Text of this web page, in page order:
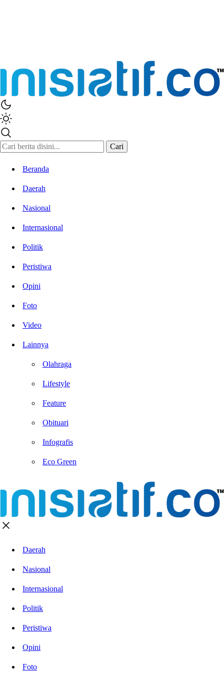
Cari
Beranda
Daerah
Nasional
Internasional
Politik
Peristiwa
Opini
Foto
Video
Lainnya
Olahraga
Lifestyle
Feature
Obituari
Infografis
Eco Green
Daerah
Nasional
Internasional
Politik
Peristiwa
Opini
Foto